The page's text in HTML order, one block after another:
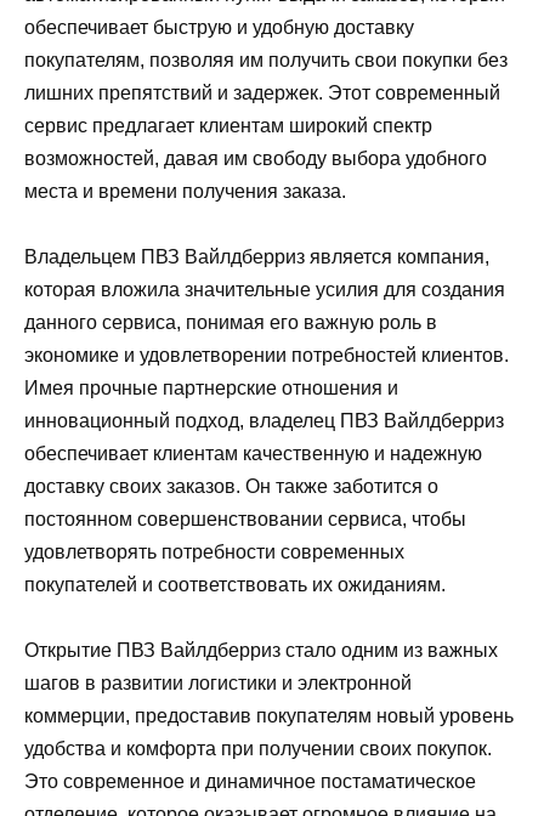
обеспечивает быструю и удобную доставку
покупателям, позволяя им получить свои покупки без
лишних препятствий и задержек. Этот современный
сервис предлагает клиентам широкий спектр
возможностей, давая им свободу выбора удобного
места и времени получения заказа.
Владельцем ПВЗ Вайлдберриз является компания,
которая вложила значительные усилия для создания
данного сервиса, понимая его важную роль в
экономике и удовлетворении потребностей клиентов.
Имея прочные партнерские отношения и
инновационный подход, владелец ПВЗ Вайлдберриз
обеспечивает клиентам качественную и надежную
доставку своих заказов. Он также заботится о
постоянном совершенствовании сервиса, чтобы
удовлетворять потребности современных
покупателей и соответствовать их ожиданиям.
Открытие ПВЗ Вайлдберриз стало одним из важных
шагов в развитии логистики и электронной
коммерции, предоставив покупателям новый уровень
удобства и комфорта при получении своих покупок.
Это современное и динамичное постаматическое